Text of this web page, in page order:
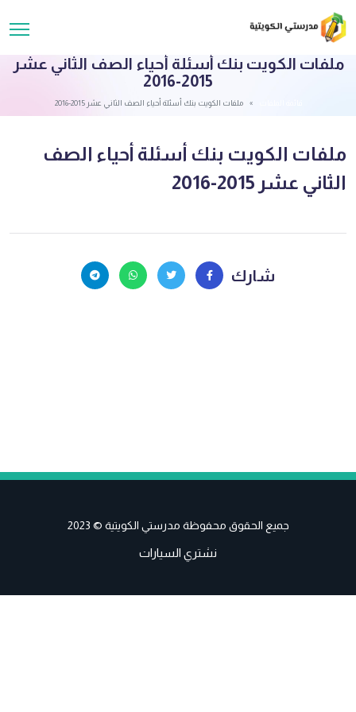
ملفات الكويت بنك أسئلة أحياء الصف الثاني عشر
2015-2016
ملفات الكويت بنك أسئلة أحياء الصف الثاني عشر 2015-2016
ملفات الكويت بنك أسئلة أحياء الصف
الثاني عشر 2015-2016
شارك
جميع الحقوق محفوظة مدرستي الكويتية © 2023
نشتري السيارات